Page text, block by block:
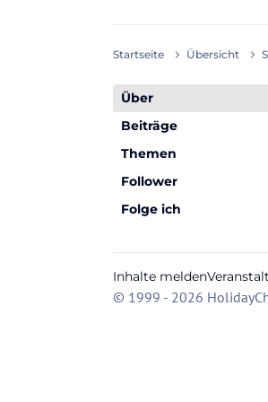
Startseite Übersicht
Über
Beiträge
Themen
Follower
Folge ich
Inhalte melden
© 1999 - 2026